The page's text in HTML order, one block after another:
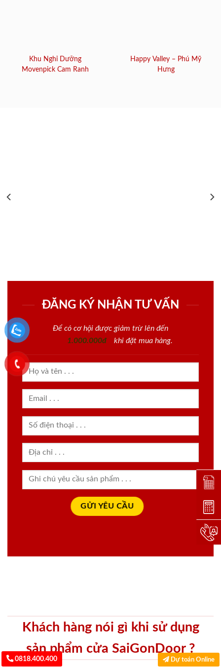
Khu Nghỉ Dưỡng
Movenpick Cam Ranh
Happy Valley – Phú Mỹ
Hưng
ĐĂNG KÝ NHẬN TƯ VẤN
Để có cơ hội được giảm trừ lên đến
1.000.000đ
khi đặt mua hàng.
Khách hàng nói gì khi sử dụng
sản phẩm cửa SaiGonDoor ?
0818.400.400 Dự toán Online
Đặt
Dự